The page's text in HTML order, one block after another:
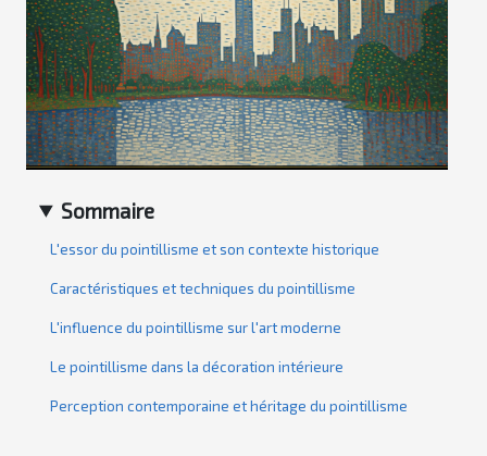
Sommaire
L'essor du pointillisme et son contexte historique
Caractéristiques et techniques du pointillisme
L'influence du pointillisme sur l'art moderne
Le pointillisme dans la décoration intérieure
Perception contemporaine et héritage du pointillisme